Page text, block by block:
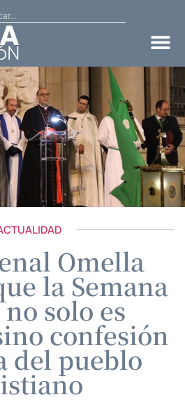
Omella
la Semana
solo es
confesión
del pueblo